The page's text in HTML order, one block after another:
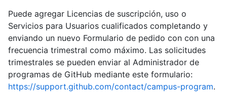
Puede agregar Licencias de suscripción, uso o
Servicios para Usuarios cualificados completando y
enviando un nuevo Formulario de pedido con con una
frecuencia trimestral como máximo. Las solicitudes
trimestrales se pueden enviar al Administrador de
programas de GitHub mediante este formulario:
https://support.github.com/contact/campus-program.